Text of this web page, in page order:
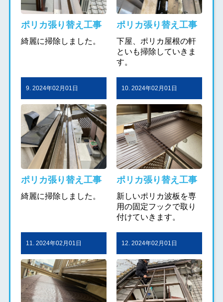
ポリカ張り替え工事
綺麗に掃除しました。
ポリカ張り替え工事
下屋、ポリカ屋根の軒
といも掃除していきま
す。
9. 2024年02月01日
ポリカ張り替え工事
綺麗に掃除しました。
10. 2024年02月01日
ポリカ張り替え工事
新しいポリカ波板を専
用の固定フックで取り
付けていきます。
11. 2024年02月01日 12. 2024年02月01日